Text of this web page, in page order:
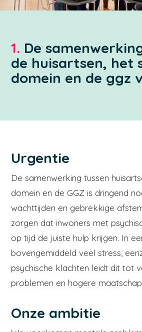
1. De
de huisartsen, het
domein en de ggz
Urgentie
De samenwerking tussen
domein en de GGZ is dringend
wachttijden en gebrekkige
zorgen dat inwoners met
op tijd de juiste hulp krijgen. In
bovengemiddeld veel stress,
psychische klachten leidt dit tot
problemen en hogere
Onze ambitie